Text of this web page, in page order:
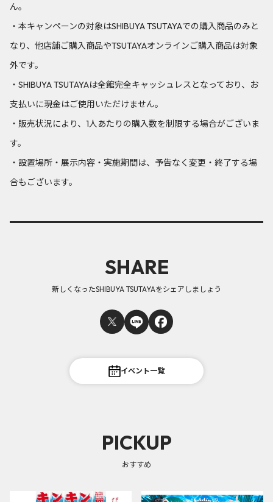
ん。
・本キャンペーンの対象はSHIBUYA TSUTAYAでの購入商品のみと
なり、他店舗ご購入商品やTSUTAYAオンラインご購入商品は対象
外です。
・SHIBUYA TSUTAYAは全館完全キャッシュレスとなっており、お
支払いに現金はご使用いただけません。
・販売状況により、1人あたりの購入数を制限する場合がございま
す。
・設置場所・展示内容・実施期間は、予告なく変更・終了する場
合もございます。
SHARE
新しくなったSHIBUYA TSUTAYAをシェアしましょう
イベント一覧
PICKUP
おすすめ